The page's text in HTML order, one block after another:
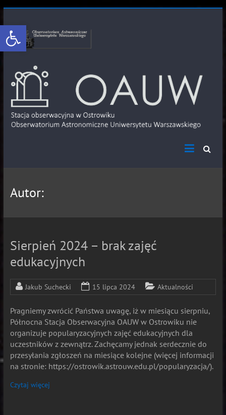
Otwórz pasek narzędzi
Autor:
Sierpień 2024 – brak zajęć
edukacyjnych
Jakub Suchecki 15 lipca 2024 Aktualności
Pragniemy zwrócić Państwa uwagę, iż w miesiącu sierpniu,
Północna Stacja Obserwacyjna OAUW w Ostrowiku nie
organizuje popularyzacyjnych zajęć edukacyjnych dla
uczestników z zewnątrz. Zachęcamy jednak serdecznie do
przesyłania zgłoszeń na miesiące kolejne (więcej informacji
na stronie: https://ostrowik.astrouw.edu.pl/popularyzacja/).
Czytaj więcej